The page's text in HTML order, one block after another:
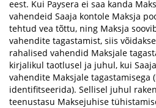
eest. Kui Paysera ei saa kanda
vahendeid Saaja kontole Maksja
tehtud vea tõttu, ning Maksja
vahendite tagastamist, siis
rahalised vahendid Maksjale
kirjalikul taotlusel ja juhul, kui
vahendite Maksjale tagastamisega
identifitseerida). Sellisel juhul
teenustasu Maksejuhise